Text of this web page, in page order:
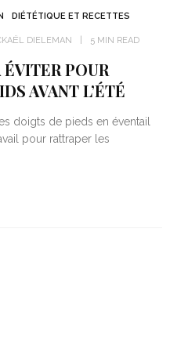
DIÉTÉTIQUE ET RECETTES
DIELEMAN 5 MIN READ
ÉVITER POUR
AVANT L’ÉTÉ
doigts de pieds en éventail
pour rattraper les